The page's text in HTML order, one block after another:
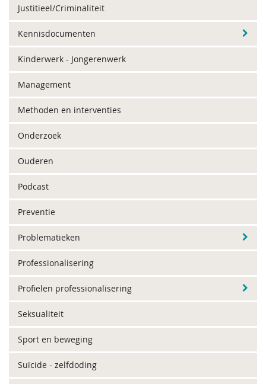
Justitieel/Criminaliteit
Kennisdocumenten
Kinderwerk - Jongerenwerk
Management
Methoden en interventies
Onderzoek
Ouderen
Podcast
Preventie
Problematieken
Professionalisering
Profielen professionalisering
Seksualiteit
Sport en beweging
Suïcide - zelfdoding